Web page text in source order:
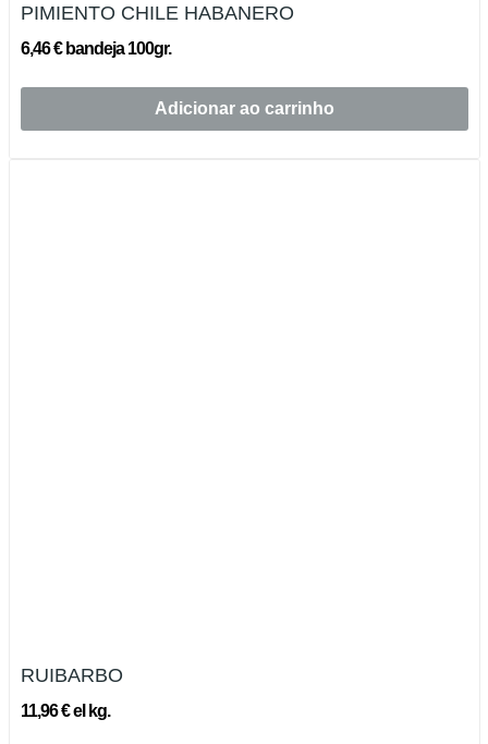
PIMIENTO CHILE HABANERO
6,46 € bandeja 100gr.
Adicionar ao carrinho
RUIBARBO
11,96 € el kg.